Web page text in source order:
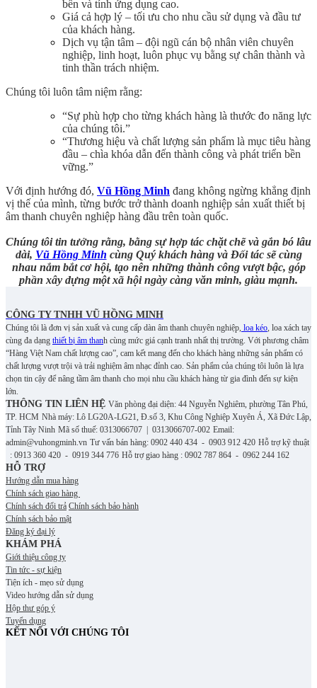
bền và tính ứng dụng cao.
Giá cả hợp lý – tối ưu cho nhu cầu sử dụng và đầu tư
của khách hàng.
Dịch vụ tận tâm – đội ngũ cán bộ nhân viên chuyên
nghiệp, linh hoạt, luôn phục vụ bằng sự chân thành và
tinh thần trách nhiệm.
Chúng tôi luôn tâm niệm rằng:
“Sự phù hợp cho từng khách hàng là thước đo năng lực
của chúng tôi.”
“Thương hiệu và chất lượng sản phẩm là mục tiêu hàng
đầu – chìa khóa dẫn đến thành công và phát triển bền
vững.”
Với định hướng đó, Vũ Hồng Minh đang không ngừng khẳng định
vị thế của mình, từng bước trở thành doanh nghiệp sản xuất thiết bị
âm thanh chuyên nghiệp hàng đầu trên toàn quốc.
Chúng tôi tin tưởng rằng, bằng sự hợp tác chặt chẽ và gắn bó lâu
dài, Vũ Hồng Minh cùng Quý khách hàng và Đối tác sẽ cùng
nhau nắm bắt cơ hội, tạo nên những thành công vượt bậc, góp
phần xây dựng một xã hội ngày càng văn minh, giàu mạnh.
CÔNG TY TNHH VŨ HỒNG MINH
Chúng tôi là đơn vị sản xuất và cung cấp dàn âm thanh chuyên nghiệp, loa kéo, loa xách tay
cùng đa dạng thiết bị âm thanh cùng mức giá cạnh tranh nhất thị trường. Với phương châm
“Hàng Việt Nam chất lượng cao”, cam kết mang đến cho khách hàng những sản phẩm có
chất lượng vượt trội và trải nghiệm âm nhạc đỉnh cao. Sản phẩm của chúng tôi luôn là lựa
chọn tin cậy để nâng tầm âm thanh cho mọi nhu cầu khách hàng từ gia đình đến sự kiện
lớn.
THÔNG TIN LIÊN HỆ Văn phòng đại diện: 44 Nguyễn Nghiêm, phường Tân Phú,
TP. HCM Nhà máy: Lô LG20A-LG21, Đ.số 3, Khu Công Nghiệp Xuyên Á, Xã Đức Lập,
Tỉnh Tây Ninh Mã số thuế: 0313066707 | 0313066707-002 Email:
admin@vuhongminh.vn Tư vấn bán hàng: 0902 440 434 - 0903 912 420 Hỗ trợ kỹ thuật
: 0913 360 420 - 0919 344 776 Hỗ trợ giao hàng : 0902 787 864 - 0962 244 162
HỖ TRỢ
Hướng dẫn mua hàng
Chính sách giao hàng
Chính sách đổi trả Chính sách bảo hành
Chính sách bảo mật
Đăng ký đại lý
KHÁM PHÁ
Giới thiệu công ty
Tin tức - sự kiện
Tiện ích - mẹo sử dụng
Video hướng dẫn sử dụng
Hộp thư góp ý
Tuyển dụng
KẾT NỐI VỚI CHÚNG TÔI